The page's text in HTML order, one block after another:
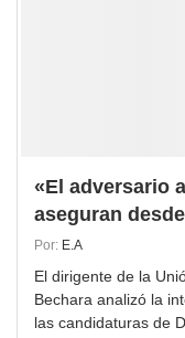
«El adversario
aseguran
Por: E.A
El dirigente de la
Bechara analizó la
las candidaturas de